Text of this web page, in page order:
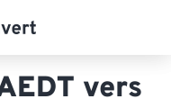
vers